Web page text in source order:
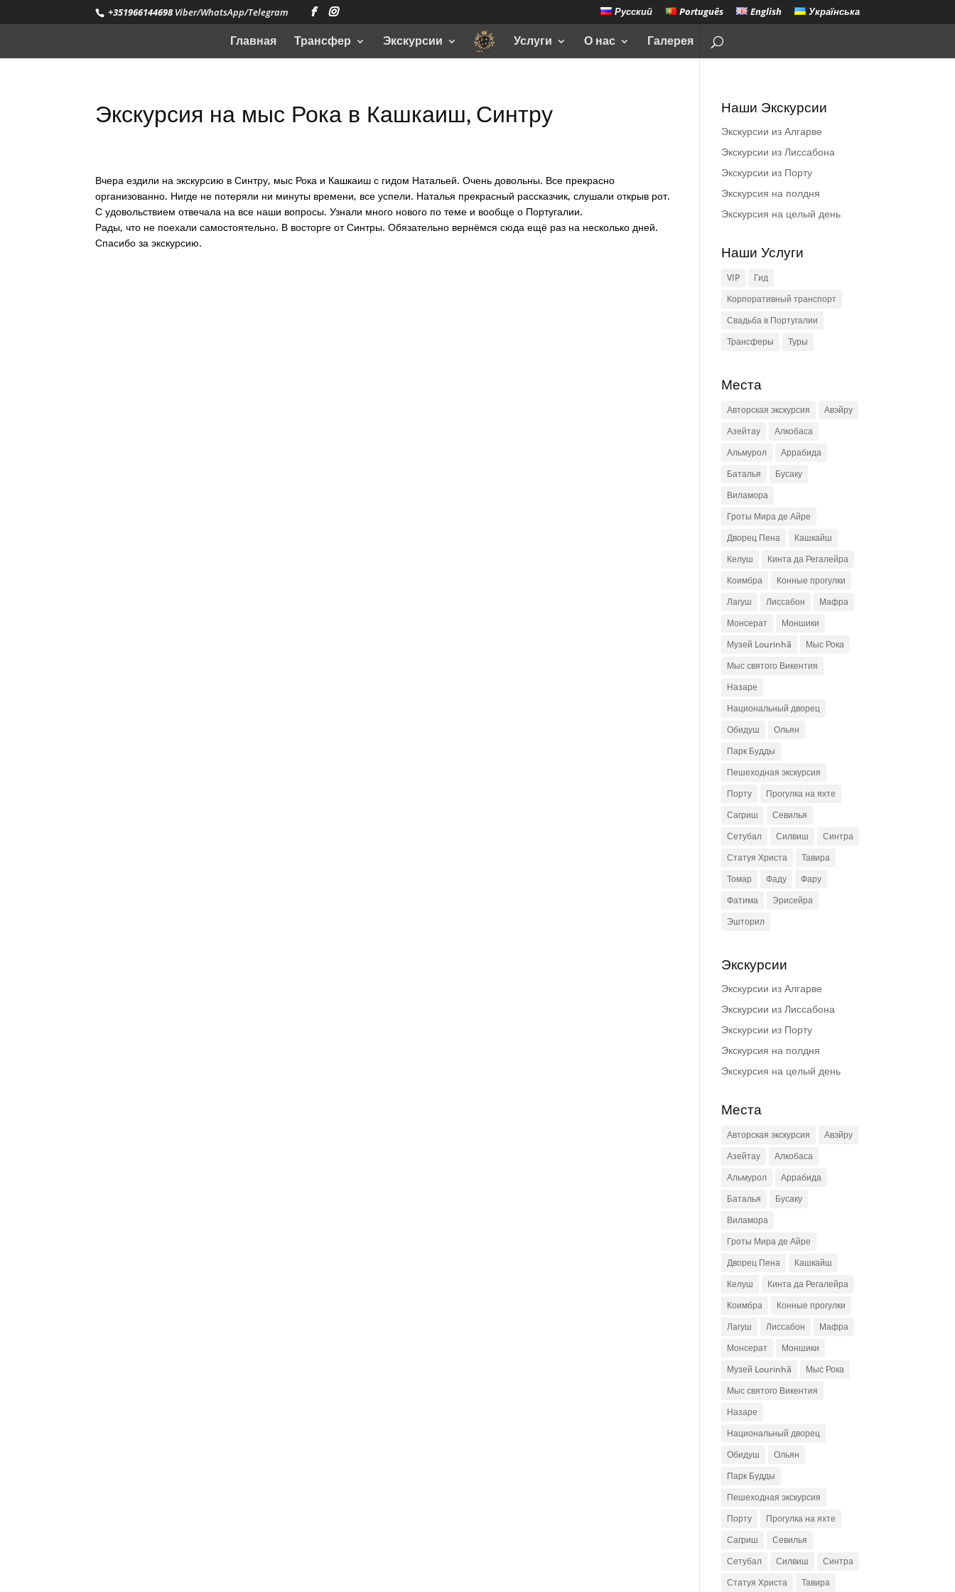
+351966144698 Viber/WhatsApp/Telegram Русский Português English Українська
Главная Трансфер Экскурсии Услуги О нас Галерея
Экскурсия на мыс Рока в Кашкаиш, Синтру
Вчера ездили на экскурсию в Синтру, мыс Рока и Кашкаиш с гидом Натальей. Очень довольны. Все прекрасно
организованно. Нигде не потеряли ни минуты времени, все успели. Наталья прекрасный рассказчик, слушали открыв рот.
С удовольствием отвечала на все наши вопросы. Узнали много нового по теме и вообще о Португалии.
Рады, что не поехали самостоятельно. В восторге от Синтры. Обязательно вернёмся сюда ещё раз на несколько дней.
Спасибо за экскурсию.
Наши Экскурсии
Экскурсии из Алгарве
Экскурсии из Лиссабона
Экскурсии из Порту
Экскурсия на полдня
Экскурсия на целый день
Наши Услуги
VIP
Гид
Корпоративный транспорт
Свадьба в Португалии
Трансферы
Туры
Места
Авторская экскурсия
Авэйру
Азейтау
Алкобаса
Альмурол
Аррабида
Баталья
Бусаку
Виламора
Гроты Мира де Айре
Дворец Пена
Кашкайш
Келуш
Кинта да Регалейра
Коимбра
Конные прогулки
Лагуш
Лиссабон
Мафра
Монсерат
Моншики
Музей Lourinhã
Мыс Рока
Мыс святого Викентия
Назаре
Национальный дворец
Обидуш
Ольян
Парк Будды
Пешеходная экскурсия
Порту
Прогулка на яхте
Сагриш
Севилья
Сетубал
Силвиш
Синтра
Статуя Христа
Тавира
Томар
Фаду
Фару
Фатима
Эрисейра
Эшторил
Экскурсии
Экскурсии из Алгарве
Экскурсии из Лиссабона
Экскурсии из Порту
Экскурсия на полдня
Экскурсия на целый день
Места
Авторская экскурсия
Авэйру
Азейтау
Алкобаса
Альмурол
Аррабида
Баталья
Бусаку
Виламора
Гроты Мира де Айре
Дворец Пена
Кашкайш
Келуш
Кинта да Регалейра
Коимбра
Конные прогулки
Лагуш
Лиссабон
Мафра
Монсерат
Моншики
Музей Lourinhã
Мыс Рока
Мыс святого Викентия
Назаре
Национальный дворец
Обидуш
Ольян
Парк Будды
Пешеходная экскурсия
Порту
Прогулка на яхте
Сагриш
Севилья
Сетубал
Силвиш
Синтра
Статуя Христа
Тавира